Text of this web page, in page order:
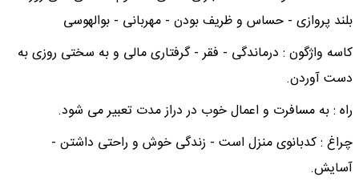
بلند پروازی - حساس و ظریف بودن - مهربانی - بوالهوسی
کاسه واژگون : درماندگی - فقر - گرفتاری مالی و به سختی روزی به
دست آوردن.
راه : به مسافرت و اعمال خوب در دراز مدت تعبیر می شود.
چراغ : کدبانوی منزل است - زندگی خوش و راحتی داشتن -
آسایش.